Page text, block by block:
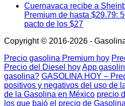
Cuernavaca recibe a
Premium de hasta $29.79:
pacto de los $27
Copyright © 2016-2026 -
Precio gasolina Premium hoy
Precio del Diesel hoyApp
gasolina? GASOLINA HOY –
positivos y negativos del uso de
de la Gasolina en México precio
los que bajó el precio de Gasolina